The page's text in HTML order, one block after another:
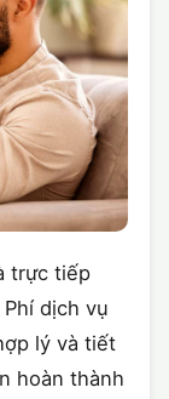
trực tiếp
dịch vụ
lý và tiết
hoàn thành